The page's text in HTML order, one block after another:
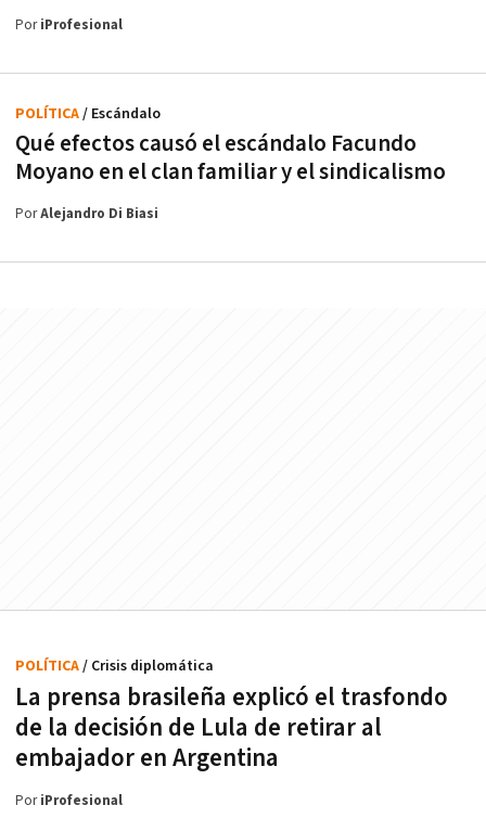
PoriProfesional
Qué efectos causó el escándalo Facundo
Moyano en el clan familiar y el sindicalismo
POLÍTICA/ Escándalo
PorAlejandro Di Biasi
La prensa brasileña explicó el trasfondo
de la decisión de Lula de retirar al
embajador en Argentina
POLÍTICA/ Crisis diplomática
PoriProfesional